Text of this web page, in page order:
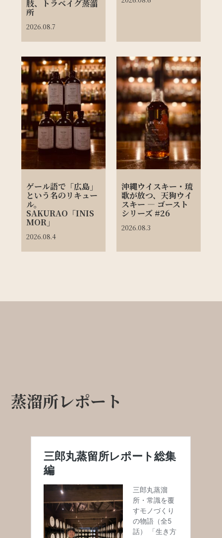
肢、トラベイグ蒸溜
所
2026.08.7
ゲール語で「広島」
という名のリキュー
ル。
SAKURAO「INIS
MOR」
2026.08.4
沖縄ウイスキー・琉
歌が放つ、天狗ウイ
スキー ― ゴースト
シリーズ #26
2026.08.3
蒸溜所レポート